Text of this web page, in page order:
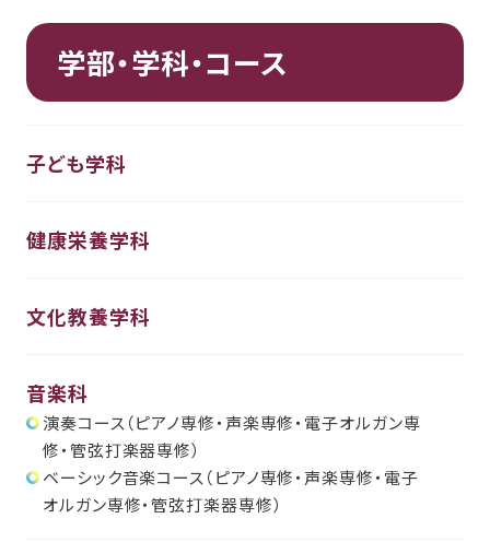
学部・学科・コース
子ども学科
健康栄養学科
文化教養学科
音楽科
演奏コース（ピアノ専修・声楽専修・電子オルガン専
修・管弦打楽器専修）
ベーシック音楽コース（ピアノ専修・声楽専修・電子
オルガン専修・管弦打楽器専修）